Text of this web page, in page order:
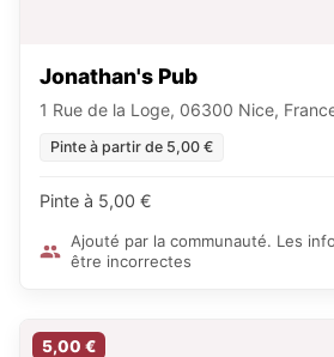
Jonathan's Pub
1 Rue de la Loge, 06300 Nice,
Pinte à partir de 5,00 €
Pinte à 5,00 €
Ajouté par la communauté. Les
être incorrectes
5,00 €